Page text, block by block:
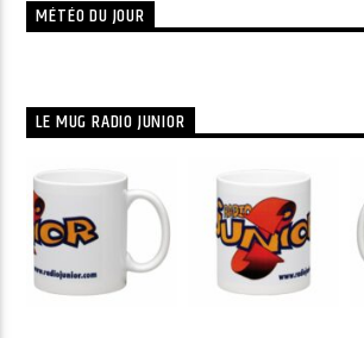
MÉTÉO DU JOUR
LE MUG RADIO JUNIOR